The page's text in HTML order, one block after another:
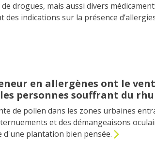
drogues, mais aussi divers
indications sur la présence
en allergènes ont le vent
personnes souffrant du
de pollen dans les zones urbaines
et des démangeaisons
d'une plantation bien pensée.